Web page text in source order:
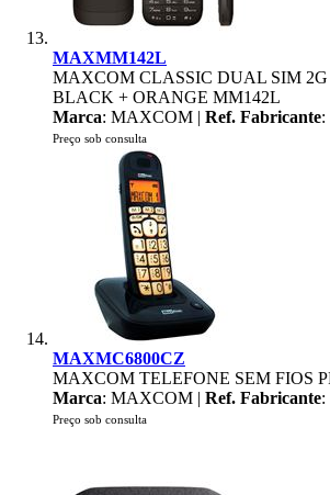
MAXMM142L
MAXCOM CLASSIC DUAL SIM
BLACK + ORANGE MM142L
Marca: MAXCOM | Ref. Fabricante:
Preço sob consulta
MAXMC6800CZ
MAXCOM TELEFONE SEM FIOS
Marca: MAXCOM | Ref. Fabricante:
Preço sob consulta